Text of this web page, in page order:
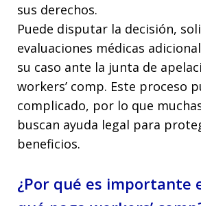
sus derechos.
Puede disputar la decisión,
evaluaciones médicas
su caso ante la junta de
workers’ comp. Este proceso
complicado, por lo que
buscan ayuda legal para
beneficios.
¿Por qué es importante